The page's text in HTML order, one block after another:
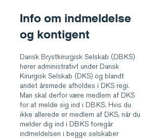
Info om indmeldelse
og kontigent
Dansk Brystkirurgisk Selskab (DBKS)
hører administrativt under Dansk
Kirurgisk Selskab (DKS) og blandt
andet årsmøde afholdes i DKS regi.
Man skal derfor være medlem af DKS
for at melde sig ind i DBKS. Hvis du
ikke allerede er medlem af DKS, når du
melder dig ind i DBKS foregår
indmeldelsen i begge selskaber